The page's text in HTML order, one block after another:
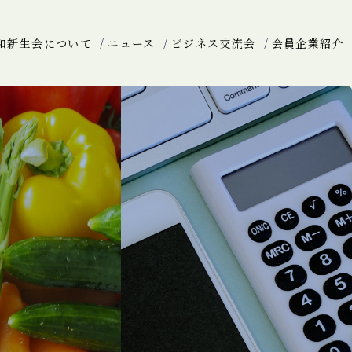
新生会について ニュース ビジネス交流会 会員企業紹介